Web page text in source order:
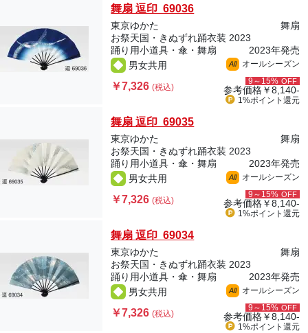
舞扇 逗印 69036
東京ゆかた
舞扇
お祭天国・きぬずれ踊衣装 2023
踊り用小道具・傘・舞扇
2023年発売
男女共用
All オールシーズン
￥7,326(税込)
9～15% OFF
参考価格￥8,140-
1%ポイント 還元
舞扇 逗印 69035
東京ゆかた
舞扇
お祭天国・きぬずれ踊衣装 2023
踊り用小道具・傘・舞扇
2023年発売
男女共用
All オールシーズン
￥7,326(税込)
9～15% OFF
参考価格￥8,140-
1%ポイント 還元
舞扇 逗印 69034
東京ゆかた
舞扇
お祭天国・きぬずれ踊衣装 2023
踊り用小道具・傘・舞扇
2023年発売
男女共用
All オールシーズン
￥7,326(税込)
9～15% OFF
参考価格￥8,140-
1%ポイント 還元